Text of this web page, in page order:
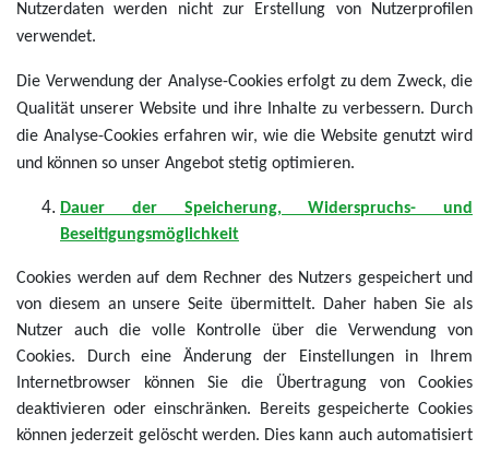
Nutzerdaten werden nicht zur Erstellung von Nutzerprofilen
verwendet.
Die Verwendung der Analyse-Cookies erfolgt zu dem Zweck, die
Qualität unserer Website und ihre Inhalte zu verbessern. Durch
die Analyse-Cookies erfahren wir, wie die Website genutzt wird
und können so unser Angebot stetig optimieren.
Dauer der Speicherung, Widerspruchs- und
Beseitigungsmöglichkeit
Cookies werden auf dem Rechner des Nutzers gespeichert und
von diesem an unsere Seite übermittelt. Daher haben Sie als
Nutzer auch die volle Kontrolle über die Verwendung von
Cookies. Durch eine Änderung der Einstellungen in Ihrem
Internetbrowser können Sie die Übertragung von Cookies
deaktivieren oder einschränken. Bereits gespeicherte Cookies
können jederzeit gelöscht werden. Dies kann auch automatisiert